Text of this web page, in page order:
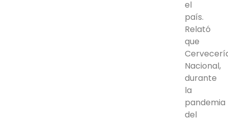
el
país.
Relató
que
Nacional,
durante
la
pandemia
del